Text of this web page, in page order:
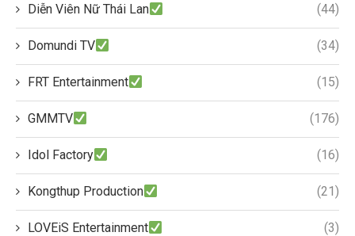
Diễn Viên Nữ Thái Lan (44)
Domundi TV (34)
FRT Entertainment (15)
GMMTV (176)
Idol Factory (16)
Kongthup Production (21)
LOVEiS Entertainment (3)